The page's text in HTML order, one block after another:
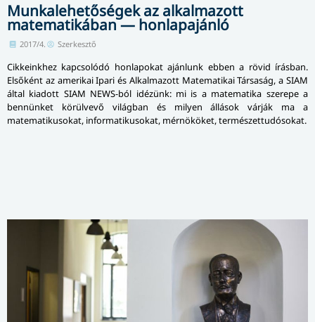
Munkalehetőségek az alkalmazott
matematikában — honlapajánló
2017/4. Szerkesztő
Cikkeinkhez kapcsolódó honlapokat ajánlunk ebben a rövid írásban.
Elsőként az amerikai Ipari és Alkalmazott Matematikai Társaság, a SIAM
által kiadott SIAM NEWS-ból idézünk: mi is a matematika szerepe a
bennünket körülvevő világban és milyen állások várják ma a
matematikusokat, informatikusokat, mérnököket, természettudósokat.